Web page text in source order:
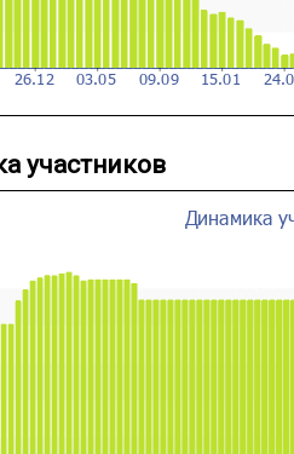
участников